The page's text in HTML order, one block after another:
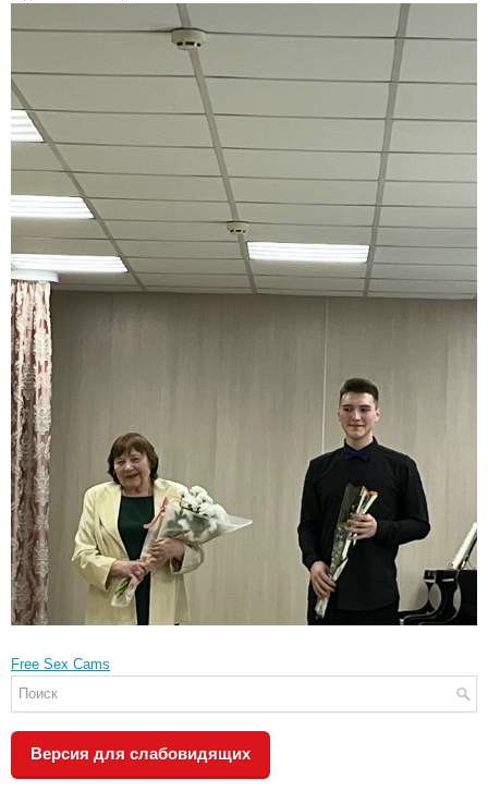
Free Sex Cams
Версия для слабовидящих